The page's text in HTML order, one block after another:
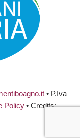
• P.Iva
Policy• Credits: